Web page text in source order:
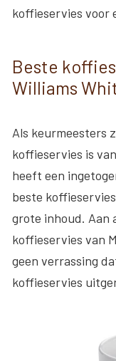
koffieservies voor
Beste
Williams
Als keurmeesters
koffieservies is
heeft een
beste
grote inhoud. Aan
koffieservies van
geen verrassing
koffieservies